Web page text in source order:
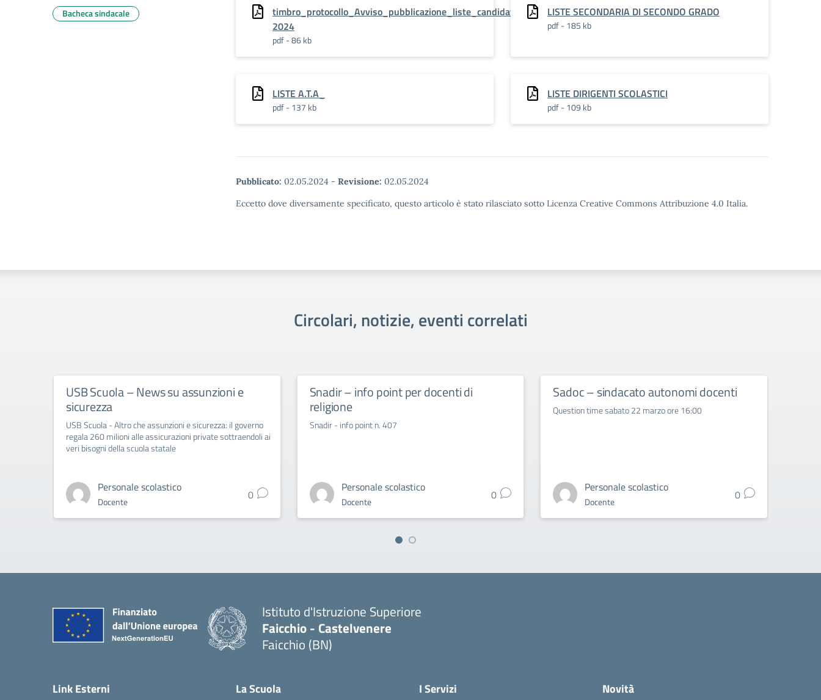
timbro_protocollo_Avviso_pubblicazione_liste_candidati_elezioni_CSPI_2023-
2024
pdf - 86 kb
LISTE SECONDARIA DI SECONDO GRADO
pdf - 185 kb
LISTE A.T.A_
pdf - 137 kb
LISTE DIRIGENTI SCOLASTICI
pdf - 109 kb
Pubblicato: 02.05.2024 - Revisione: 02.05.2024
Eccetto dove diversamente specificato, questo articolo è stato rilasciato sotto Licenza Creative Commons Attribuzione 4.0 Italia.
Bacheca sindacale
Circolari, notizie, eventi correlati
USB Scuola – News su assunzioni e
sicurezza
USB Scuola - Altro che assunzioni e sicurezza: il governo
regala 260 milioni alle assicurazioni private sottraendoli ai
veri bisogni della scuola statale
Personale scolastico
Docente 0
Snadir – info point per docenti di
religione
Snadir - info point n. 407
Personale scolastico
Docente 0
Sadoc – sindacato autonomi docenti
Question time sabato 22 marzo ore 16:00
Personale scolastico
Docente 0
Istituto d'Istruzione Superiore
Faicchio - Castelvenere
Faicchio (BN)
Link Esterni La Scuola I Servizi Novità